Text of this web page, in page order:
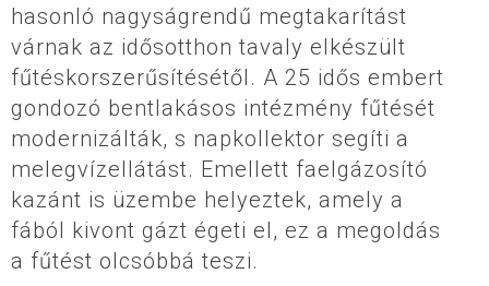
hasonló nagyságrendű megtakarítást
várnak az idősotthon tavaly elkészült
fűtéskorszerűsítésétől. A 25 idős embert
gondozó bentlakásos intézmény fűtését
modernizálták, s napkollektor segíti a
melegvízellátást. Emellett faelgázosító
kazánt is üzembe helyeztek, amely a
fából kivont gázt égeti el, ez a megoldás
a fűtést olcsóbbá teszi.